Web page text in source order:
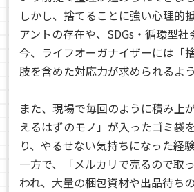
しかし、捨てることに強い心理的
アントの存在や、SDGs・循環型
今、ライフオーガナイザーには「
肢を含めた対応力が求められるよ
また、現場で毎回のように積み上
えるはずのモノ」が入ったゴミ袋
り、やるせない気持ちになった経験
一方で、「メルカリで売るので取
われ、大量の梱包資材や出品待ち